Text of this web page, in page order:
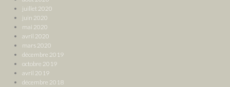
juillet 2020
juin 2020
mai 2020
avril 2020
mars 2020
décembre 2019
octobre 2019
avril 2019
décembre 2018